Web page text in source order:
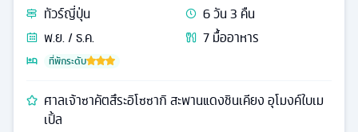
ทัวร์ญี่ปุ่น 6วัน3 คืน
พ.ย. / ธ.ค.
7มื้ออาหาร
ที่พักระดับ
ศาลเจ้าซาคัตสึระอิโซซากิ สะพานแดงชินเคียง อุโมงค์ใบเม
เปิ้ล